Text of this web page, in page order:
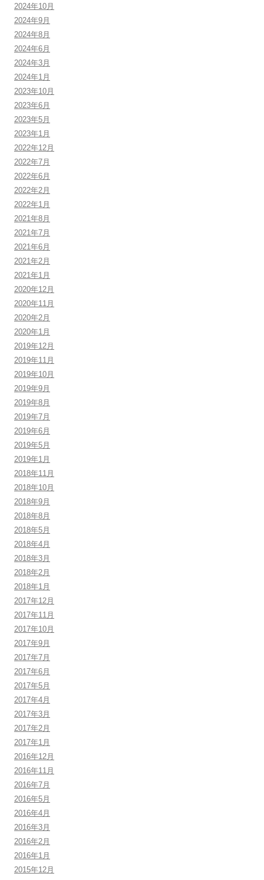
2024年10月
2024年9月
2024年8月
2024年6月
2024年3月
2024年1月
2023年10月
2023年6月
2023年5月
2023年1月
2022年12月
2022年7月
2022年6月
2022年2月
2022年1月
2021年8月
2021年7月
2021年6月
2021年2月
2021年1月
2020年12月
2020年11月
2020年2月
2020年1月
2019年12月
2019年11月
2019年10月
2019年9月
2019年8月
2019年7月
2019年6月
2019年5月
2019年1月
2018年11月
2018年10月
2018年9月
2018年8月
2018年5月
2018年4月
2018年3月
2018年2月
2018年1月
2017年12月
2017年11月
2017年10月
2017年9月
2017年7月
2017年6月
2017年5月
2017年4月
2017年3月
2017年2月
2017年1月
2016年12月
2016年11月
2016年7月
2016年5月
2016年4月
2016年3月
2016年2月
2016年1月
2015年12月